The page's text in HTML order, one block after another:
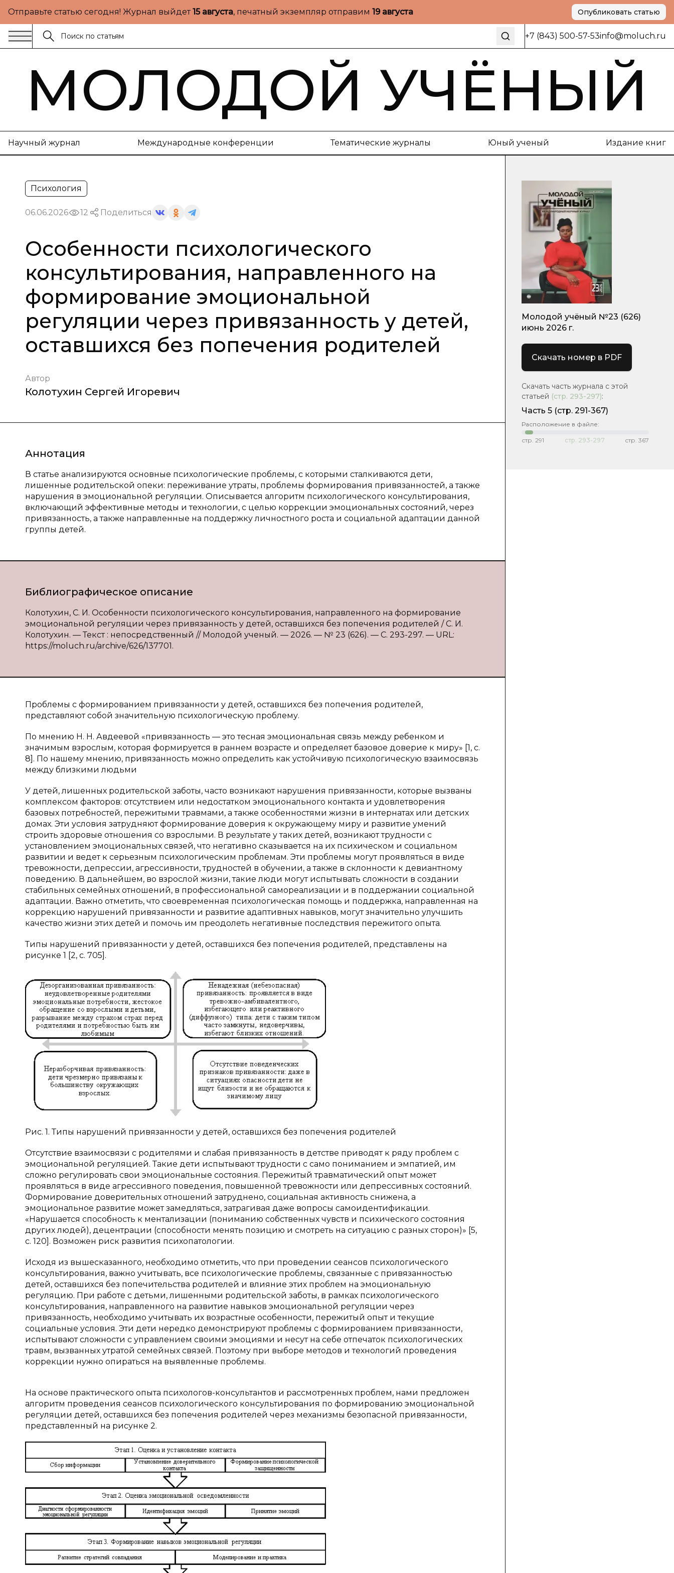
Отправьте статью сегодня! Журнал выйдет15 августа, печатный экземпляр отправим 19 августа Опубликовать статью
+7 (843) 500-57-53info@moluch.ru
МОЛОДОЙ УЧЁНЫЙ
Научный журнал Международные конференции Тематические журналы Юный ученый Издание книг
Психология
06.06.2026 12 Поделиться
Особенности психологического
консультирования, направленного на
формирование эмоциональной
регуляции через привязанность у детей,
оставшихся без попечения родителей
Автор
Колотухин Сергей Игоревич
Аннотация
В статье анализируются основные психологические проблемы, с которыми сталкиваются дети,
лишенные родительской опеки: переживание утраты, проблемы формирования привязанностей, а также
нарушения в эмоциональной регуляции. Описывается алгоритм психологического консультирования,
включающий эффективные методы и технологии, с целью коррекции эмоциональных состояний, через
привязанность, а также направленные на поддержку личностного роста и социальной адаптации данной
группы детей.
Библиографическое описание
Колотухин, С. И. Особенности психологического консультирования, направленного на формирование
эмоциональной регуляции через привязанность у детей, оставшихся без попечения родителей / С. И.
Колотухин. — Текст : непосредственный // Молодой ученый. — 2026. — № 23 (626). — С. 293-297. — URL:
https://moluch.ru/archive/626/137701.
Проблемы с формированием привязанности у детей, оставшихся без попечения родителей,
представляют собой значительную психологическую проблему.
По мнению Н. Н. Авдеевой «привязанность — это тесная эмоциональная связь между ребенком и
значимым взрослым, которая формируется в раннем возрасте и определяет базовое доверие к миру» [1, с.
8]. По нашему мнению, привязанность можно определить как устойчивую психологическую взаимосвязь
между близкими людьми
У детей, лишенных родительской заботы, часто возникают нарушения привязанности, которые вызваны
комплексом факторов: отсутствием или недостатком эмоционального контакта и удовлетворения
базовых потребностей, пережитыми травмами, а также особенностями жизни в интернатах или детских
домах. Эти условия затрудняют формирование доверия к окружающему миру и развитие умений
строить здоровые отношения со взрослыми. В результате у таких детей, возникают трудности с
установлением эмоциональных связей, что негативно сказывается на их психическом и социальном
развитии и ведет к серьезным психологическим проблемам. Эти проблемы могут проявляться в виде
тревожности, депрессии, агрессивности, трудностей в обучении, а также в склонности к девиантному
поведению. В дальнейшем, во взрослой жизни, такие люди могут испытывать сложности в создании
стабильных семейных отношений, в профессиональной самореализации и в поддержании социальной
адаптации. Важно отметить, что своевременная психологическая помощь и поддержка, направленная на
коррекцию нарушений привязанности и развитие адаптивных навыков, могут значительно улучшить
качество жизни этих детей и помочь им преодолеть негативные последствия пережитого опыта.
Типы нарушений привязанности у детей, оставшихся без попечения родителей, представлены на
рисунке 1 [2, с. 705].
Рис. 1. Типы нарушений привязанности у детей, оставшихся без попечения родителей
Отсутствие взаимосвязи с родителями и слабая привязанность в детстве приводят к ряду проблем с
эмоциональной регуляцией. Такие дети испытывают трудности с само пониманием и эмпатией, им
сложно регулировать свои эмоциональные состояния. Пережитый травматический опыт может
проявляться в виде агрессивного поведения, повышенной тревожности или депрессивных состояний.
Формирование доверительных отношений затруднено, социальная активность снижена, а
эмоциональное развитие может замедляться, затрагивая даже вопросы самоидентификации.
«Нарушается способность к ментализации (пониманию собственных чувств и психического состояния
других людей), децентрации (способности менять позицию и смотреть на ситуацию с разных сторон)» [5,
с. 120]. Возможен риск развития психопатологии.
Исходя из вышесказанного, необходимо отметить, что при проведении сеансов психологического
консультирования, важно учитывать, все психологические проблемы, связанные с привязанностью
детей, оставшихся без попечительства родителей и влияние этих проблем на эмоциональную
регуляцию. При работе с детьми, лишенными родительской заботы, в рамках психологического
консультирования, направленного на развитие навыков эмоциональной регуляции через
привязанность, необходимо учитывать их возрастные особенности, пережитый опыт и текущие
социальные условия. Эти дети нередко демонстрируют проблемы с формированием привязанности,
испытывают сложности с управлением своими эмоциями и несут на себе отпечаток психологических
травм, вызванных утратой семейных связей. Поэтому при выборе методов и технологий проведения
коррекции нужно опираться на выявленные проблемы.
На основе практического опыта психологов-консультантов и рассмотренных проблем, нами предложен
алгоритм проведения сеансов психологического консультирования по формированию эмоциональной
регуляции детей, оставшихся без попечения родителей через механизмы безопасной привязанности,
представленный на рисунке 2.
Молодой учёный №23 (626)
июнь 2026 г.
Скачать номер в PDF
Скачать часть журнала с этой
статьей (стр. 293-297):
Часть 5 (стр. 291-367)
Расположение в файле:
стр. 291 стр. 293-297 стр. 367